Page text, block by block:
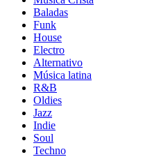
Baladas
Funk
House
Electro
Alternativo
Música latina
R&B
Oldies
Jazz
Indie
Soul
Techno